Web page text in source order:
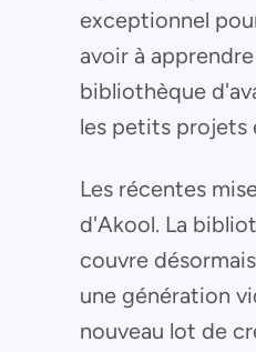
exceptionnel
avoir à
bibliothèque
les petits projets
Les récentes
d'Akool. La
couvre
une génération
nouveau lot de